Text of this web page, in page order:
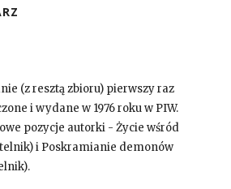
(z resztą zbioru) pierwszy raz
i wydane w 1976 roku w PIW.
pozycje autorki - Życie wśród
i Poskramianie demonów